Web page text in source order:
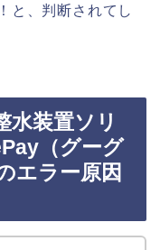
と、判断されてし
水装置ソリ
（グーグ
エラー原因